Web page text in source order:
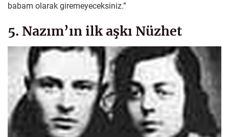
babam olarak giremeyeceksiniz.”
5. Nazım’ın ilk aşkı Nüzhet